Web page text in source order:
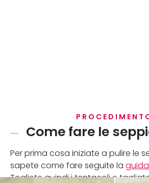
Come fare le
Per prima cosa iniziate a pulire le
sapete come fare seguite la guida
Togliete quindi i tentacoli e